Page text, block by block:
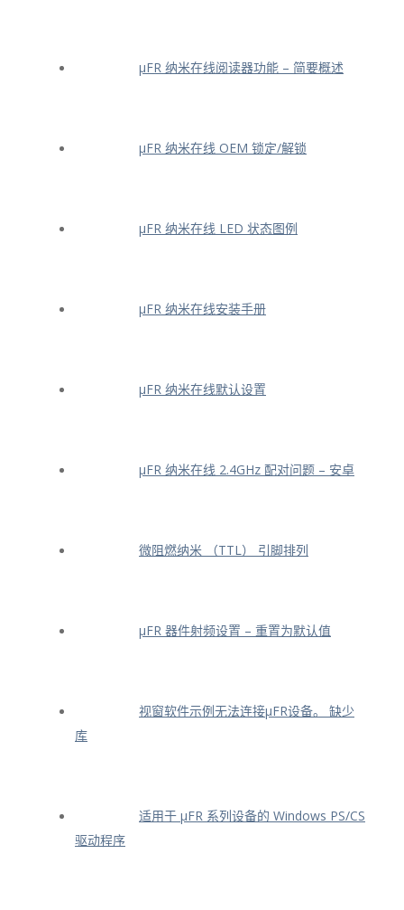
μFR 纳米在线阅读器功能 – 简要概述
μFR 纳米在线 OEM 锁定/解锁
μFR 纳米在线 LED 状态图例
μFR 纳米在线安装手册
μFR 纳米在线默认设置
μFR 纳米在线 2.4GHz 配对问题 – 安卓
微阻燃纳米 （TTL） 引脚排列
μFR 器件射频设置 – 重置为默认值
视窗软件示例无法连接μFR设备。 缺少
库
适用于 μFR 系列设备的 Windows PS/CS
驱动程序